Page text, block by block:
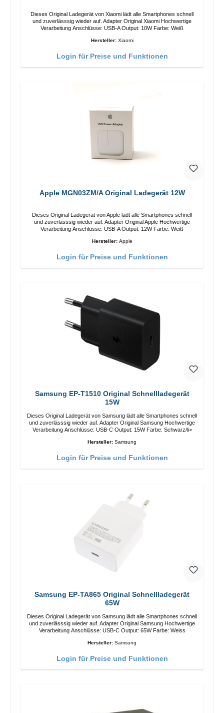
Dieses Original Ladegerät von Xiaomi lädt alle Smartphones schnell
und zuverlässsig wieder auf. Adapter Original Xiaomi Hochwertige
Verarbeitung Anschlüsse: USB-A Output: 10W Farbe: Weiß
Hersteller: Xiaomi
Login für Preise und Funktionen
Apple MGN03ZM/A Original Ladegerät 12W
Dieses Original Ladegerät von Apple lädt alle Smartphones schnell
und zuverlässsig wieder auf. Adapter Original Apple Hochwertige
Verarbeitung Anschlüsse: USB-A Output: 12W Farbe: Weiß
Hersteller: Apple
Login für Preise und Funktionen
Samsung EP-T1510 Original Schnellladegerät
15W
Dieses Original Ladegerät von Samsung lädt alle Smartphones schnell
und zuverlässsig wieder auf. Adapter Original Samsung Hochwertige
Verarbeitung Anschlüsse: USB-C Output: 15W Farbe: Schwarz/li>
Hersteller: Samsung
Login für Preise und Funktionen
Samsung EP-TA865 Original Schnellladegerät
65W
Dieses Original Ladegerät von Samsung lädt alle Smartphones schnell
und zuverlässsig wieder auf. Adapter Original Samsung Hochwertige
Verarbeitung Anschlüsse: USB-C Output: 65W Farbe: Weiss
Hersteller: Samsung
Login für Preise und Funktionen